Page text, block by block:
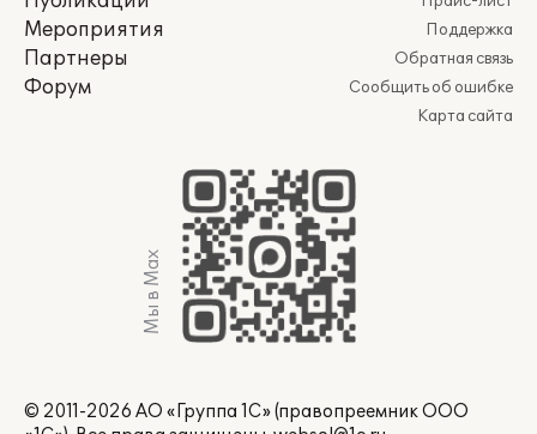
Мероприятия
Партнеры
Форум
Поддержка
Обратная связь
Сообщить об ошибке
Карта сайта
Мы в Max
© 2011-2026 АО «Группа 1С» (правопреемник ООО